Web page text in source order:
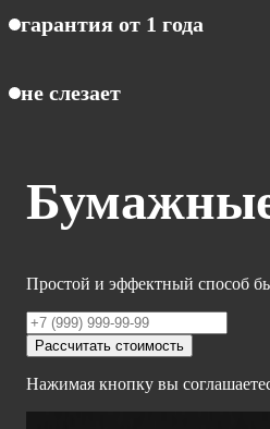
гарантия от 1 года
не слезает
Простой и эффектный способ
Рассчитать стоимость
Нажимая кнопку вы